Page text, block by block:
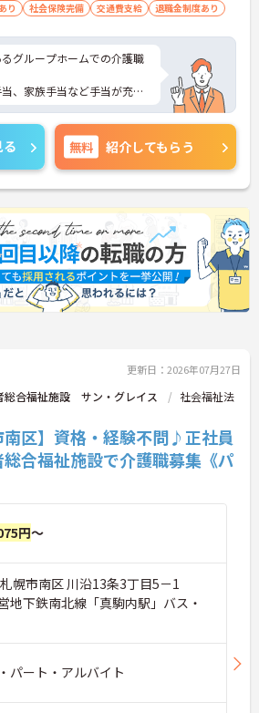
り
社会保険完備 交通費支給 退職金制度あり
グループホームでの介護職
、家族手当など手当が充実
ベートの予定を立てやすい
のポイントをお伝えします
わせください！
無料 紹介してもらう
更新日：2026年07月27日
総合福祉施設 サン・グレイス
社会福祉法
南区】資格・経験不問♪正社員
合福祉施設で介護職募集《パ
円～
幌市南区 川沿13条3丁目5－1
地下鉄南北線「真駒内駅」バス・
パート・アルバイト